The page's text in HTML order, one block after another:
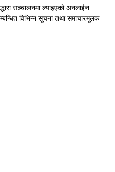
सञ्चालनमा ल्याइएको अनलाईन
विभिन्न सूचना तथा समाचारमूलक